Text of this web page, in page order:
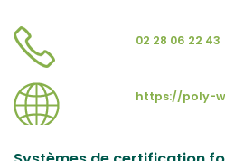
02 28 06 22 43
https://poly-